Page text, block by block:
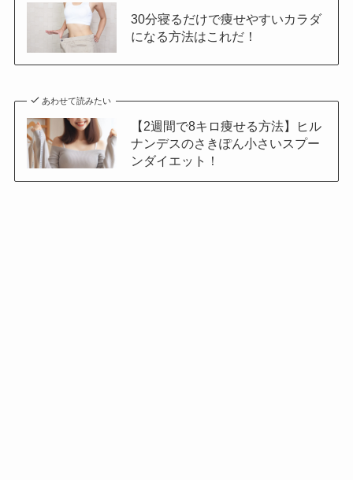
30分寝るだけで痩せやすいカラダ
になる方法はこれだ！
あわせて読みたい
【2週間で8キロ痩せる方法】ヒル
ナンデスのさきぽん小さいスプー
ンダイエット！